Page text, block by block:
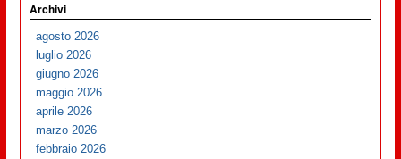
Archivi
agosto 2026
luglio 2026
giugno 2026
maggio 2026
aprile 2026
marzo 2026
febbraio 2026